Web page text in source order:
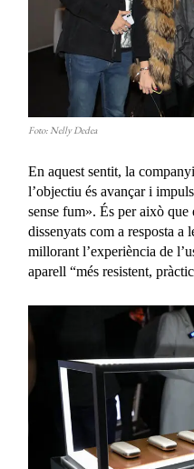
Foto: Nelly Dedea
En aquest sentit, la
l’objectiu és avançar i
sense fum». És per això que
dissenyats com a resposta a
millorant l’experiència de
aparell “més resistent,